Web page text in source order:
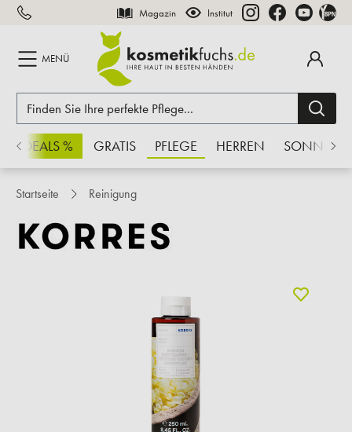
springen Magazin Institut
MENÜ
% GRATIS PFLEGE HERREN SONNE
Startseite Reinigung